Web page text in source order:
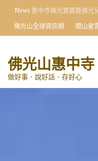
content
News向星雲大師學習
佛光山全球資訊網
開山星
佛光山惠中寺
做好事．說好話．存好心